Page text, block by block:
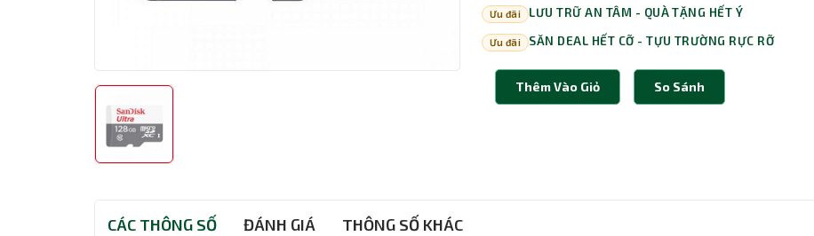
Ưu đãi LƯU TRỮ AN TÂM - QUÀ TẶNG HẾT Ý
Ưu đãi SĂN DEAL HẾT CỠ - TỰU TRƯỜNG RỰC RỠ
Thêm Vào Giỏ So Sánh
CÁC THÔNG SỐ ĐÁNH GIÁ THÔNG SỐ KHÁC